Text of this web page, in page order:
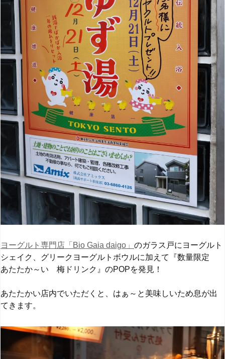
ヨーグルト専門店「Bio Gaia daigo」 のガラス戸にヨーグルト
シェイク、グリークヨーグルトボウルに加えて『数量限定
あたたか～い 梅ドリンク』のPOPを発見！
あたたかい店内でいただくと、はぁ～と美味しいため息が出
てきます。